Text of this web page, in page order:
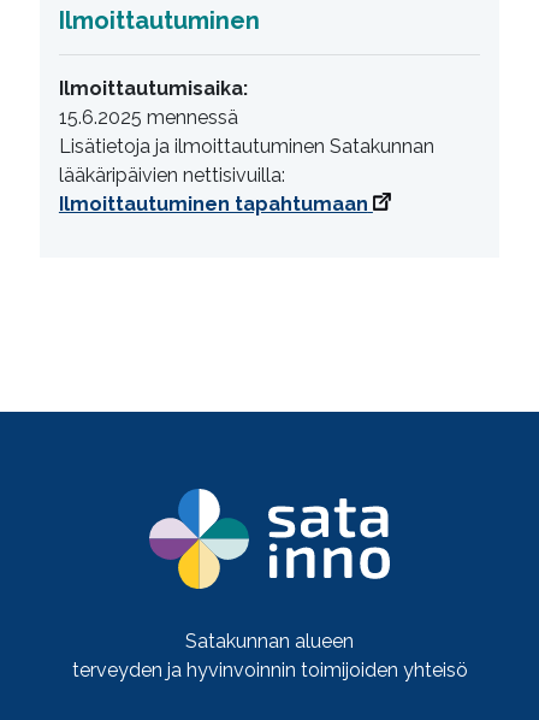
Ilmoittautuminen
Ilmoittautumisaika:
15.6.2025 mennessä
Lisätietoja ja ilmoittautuminen Satakunnan
lääkäripäivien nettisivuilla:
Ilmoittautuminen tapahtumaan
Satakunnan alueen
terveyden ja hyvinvoinnin toimijoiden yhteisö